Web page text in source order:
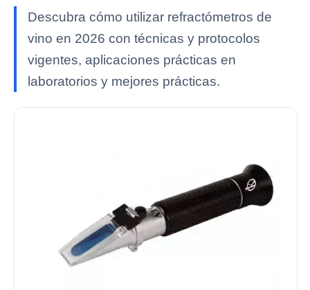
Descubra cómo utilizar refractómetros de
vino en 2026 con técnicas y protocolos
vigentes, aplicaciones prácticas en
laboratorios y mejores prácticas.